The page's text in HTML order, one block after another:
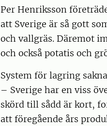
Per Henriksson
att Sverige är så gott
och vallgräs. Däremot
och också potatis och
System för lagring
– Sverige har en viss
skörd till sådd är kort,
att föregående års